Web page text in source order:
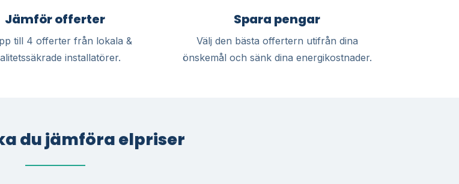
Jämför offerter
till 4 offerter från lokala &
installatörer.
Spara pengar
Välj den bästa offertern utifrån dina
önskemål och sänk dina energikostnader.
du jämföra elpriser